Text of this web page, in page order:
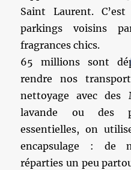
Saint Laurent.
parkings voisins
fragrances chics.
65 millions sont
rendre nos
nettoyage avec des
lavande ou des
essentielles, on
encapsulage : de
réparties un peu